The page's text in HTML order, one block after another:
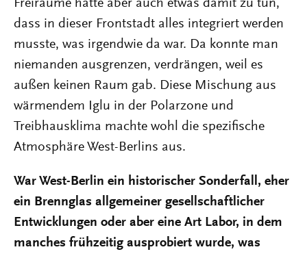
Freiräume hatte aber auch etwas damit zu tun,
dass in dieser Frontstadt alles integriert werden
musste, was irgendwie da war. Da konnte man
niemanden ausgrenzen, verdrängen, weil es
außen keinen Raum gab. Diese Mischung aus
wärmendem Iglu in der Polarzone und
Treibhausklima machte wohl die spezifische
Atmosphäre West-Berlins aus.
War West-Berlin ein historischer Sonderfall, eher
ein Brennglas allgemeiner gesellschaftlicher
Entwicklungen oder aber eine Art Labor, in dem
manches frühzeitig ausprobiert wurde, was